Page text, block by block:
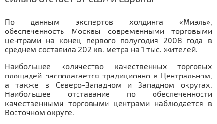
По данным экспертов холдинга «Миэль»,
обеспеченность Москвы современными торговыми
центрами на конец первого полугодия 2008 года в
среднем составила 202 кв. метра на 1 тыс. жителей.
Наибольшее количество качественных торговых
площадей располагается традиционно в Центральном,
а также в Северо-Западном и Западном округах.
Наибольшее отставание по обеспеченности
качественными торговыми центрами наблюдается в
Восточном округе.